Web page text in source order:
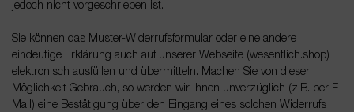
jedoch nicht vorgeschrieben ist.
Sie können das Muster-Widerrufsformular oder eine andere
eindeutige Erklärung auch auf unserer Webseite (wesentlich.shop)
elektronisch ausfüllen und übermitteln. Machen Sie von dieser
Möglichkeit Gebrauch, so werden wir Ihnen unverzüglich (z.B. per E-
Mail) eine Bestätigung über den Eingang eines solchen Widerrufs